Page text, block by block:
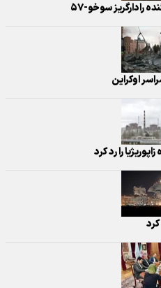
رادارگریز سوخو-۵۷
اوکراین
را رد کرد